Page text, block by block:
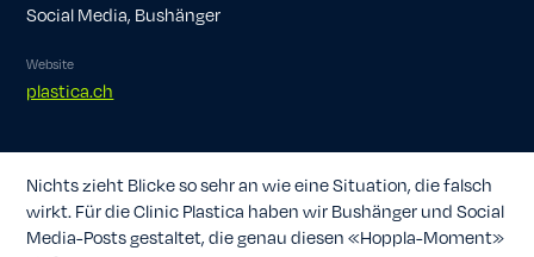
Social Media, Bushänger
Website
plastica.ch
Nichts zieht Blicke so sehr an wie eine Situation, die falsch
wirkt. Für die Clinic Plastica haben wir Bushänger und Social
Media-Posts gestaltet, die genau diesen «Hoppla-Moment»